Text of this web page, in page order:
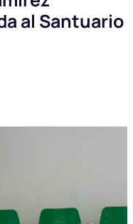
al Santuario